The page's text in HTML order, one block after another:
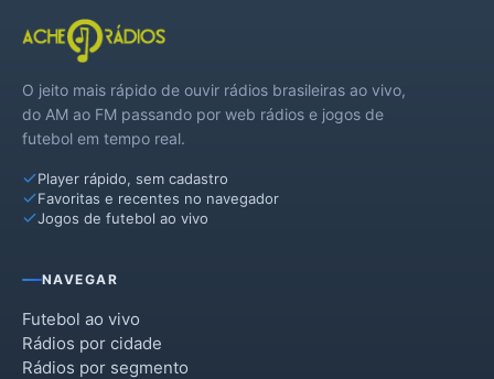
Sertaneja
Uraí
O jeito mais rápido de ouvir rádios brasileiras ao vivo,
do AM ao FM passando por web rádios e jogos de
futebol em tempo real.
Player rápido, sem cadastro
Favoritas e recentes no navegador
Jogos de futebol ao vivo
NAVEGAR
Futebol ao vivo
Rádios por cidade
Rádios por segmento